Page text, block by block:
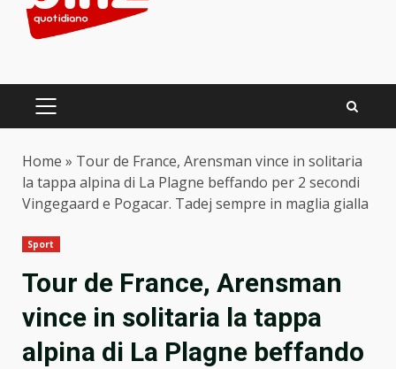
PRIMARY
Home » Tour de France, Arensman vince in solitaria
la tappa alpina di La Plagne beffando per 2 secondi
Vingegaard e Pogacar. Tadej sempre in maglia gialla
Sport
Tour de France, Arensman
vince in solitaria la tappa
alpina di La Plagne beffando